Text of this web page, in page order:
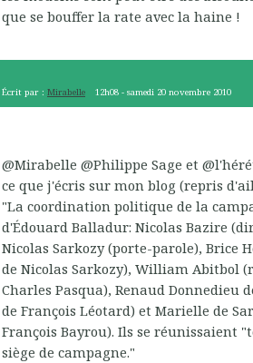
que se bouffer la rate avec la haine !
Écrit par : Mirabelle 12h08 -samedi 20 novembre 2010
@Mirabelle @Philippe Sage et
ce que j'écris sur mon blog (repris
"La coordination politique de la
d'Édouard Balladur: Nicolas Bazire
Nicolas Sarkozy (porte-parole), Brice
de Nicolas Sarkozy), William Abitbol
Charles Pasqua), Renaud Donnedieu
de François Léotard) et Marielle de
François Bayrou). Ils se réunissaient
siège de campagne."